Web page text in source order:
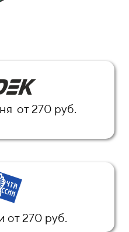
от 270 руб.
от 270 руб.